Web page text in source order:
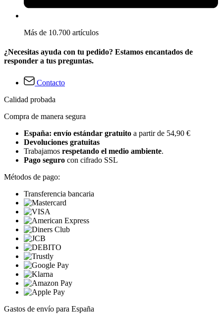
Más de 10.700 artículos
¿Necesitas ayuda con tu pedido? Estamos encantados de
responder a tus preguntas.
Contacto
Calidad probada
Compra de manera segura
España: envío estándar gratuito a partir de 54,90 €
Devoluciones gratuitas
Trabajamos respetando el medio ambiente.
Pago seguro con cifrado SSL
Métodos de pago:
Transferencia bancaria
Gastos de envío para España